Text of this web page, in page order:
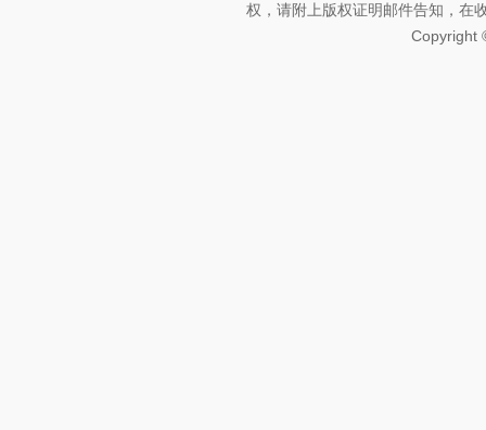
权，请附上版权证明邮件告知，在
Copyright